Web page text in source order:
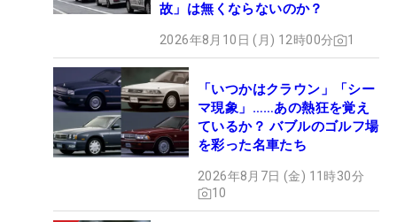
故」は無くならないのか？
2026年8月10日 (月) 12時00分 1
「いつかはクラウン」「シー
マ現象」……あの熱狂を覚え
ているか？ バブルのゴルフ場
を彩った名車たち
2026年8月7日 (金) 11時30分
10